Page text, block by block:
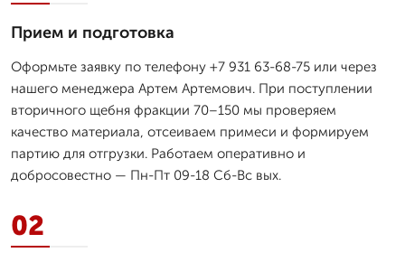
Прием и подготовка
Оформьте заявку по телефону +7 931 63-68-75 или через
нашего менеджера Артем Артемович. При поступлении
вторичного щебня фракции 70–150 мы проверяем
качество материала, отсеиваем примеси и формируем
партию для отгрузки. Работаем оперативно и
добросовестно — Пн-Пт 09-18 Сб-Вс вых.
02